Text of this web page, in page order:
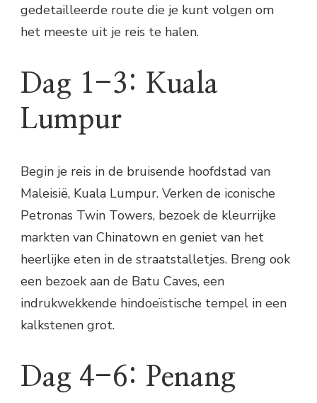
gedetailleerde route die je kunt volgen om
het meeste uit je reis te halen.
Dag 1-3: Kuala
Lumpur
Begin je reis in de bruisende hoofdstad van
Maleisië, Kuala Lumpur. Verken de iconische
Petronas Twin Towers, bezoek de kleurrijke
markten van Chinatown en geniet van het
heerlijke eten in de straatstalletjes. Breng ook
een bezoek aan de Batu Caves, een
indrukwekkende hindoeïstische tempel in een
kalkstenen grot.
Dag 4-6: Penang